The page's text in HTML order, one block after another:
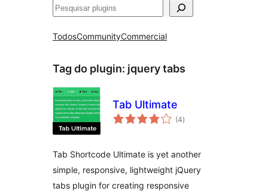
Pesquisar
TodosCommunityCommercial
Tag do plugin: jquery tabs
Tab Ultimate
(4total
de
)
Tab Shortcode Ultimate is yet another
simple, responsive, lightweight jQuery
tabs plugin for creating responsive